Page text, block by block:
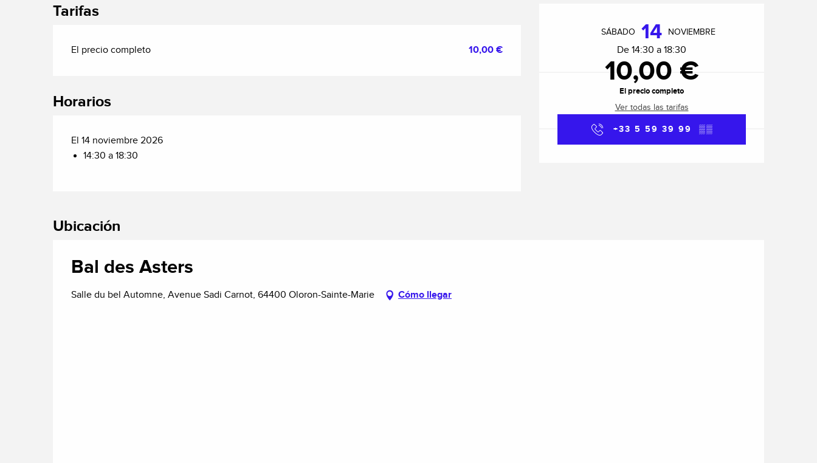
SÁBADO 14 NOVIEMBRE
De 14:30 a 18:30
10,00 €
El precio completo
Ver todas las tarifas
+33 5 59 39 99 ▒▒
Tarifas
El precio completo 10,00 €
Horarios
El 14 noviembre 2026
14:30 a 18:30
Ubicación
Bal des Asters
Salle du bel Automne, Avenue Sadi Carnot, 64400 Oloron-Sainte-Marie Cómo llegar